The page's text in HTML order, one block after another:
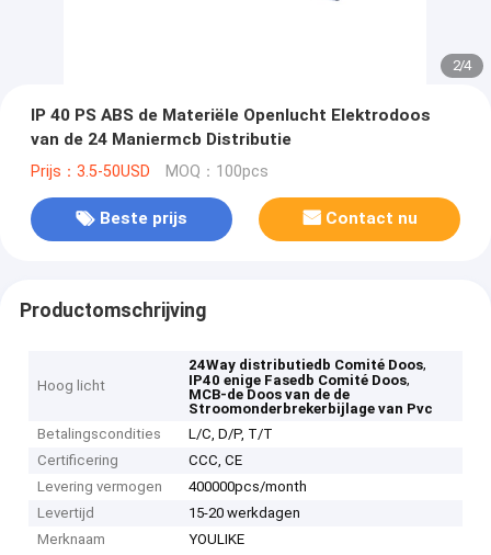
2/4
IP 40 PS ABS de Materiële Openlucht Elektrodoos
van de 24 Maniermcb Distributie
Prijs：3.5-50USD MOQ：100pcs
Beste prijs Contact nu
Productomschrijving
Hoog licht
24Way distributiedb Comité Doos,
IP40 enige Fasedb Comité Doos,
MCB-de Doos van de de
Stroomonderbrekerbijlage van Pvc
Betalingscondities
L/C, D/P, T/T
Certificering
CCC, CE
Levering vermogen
400000pcs/month
Levertijd
15-20 werkdagen
Merknaam
YOULIKE